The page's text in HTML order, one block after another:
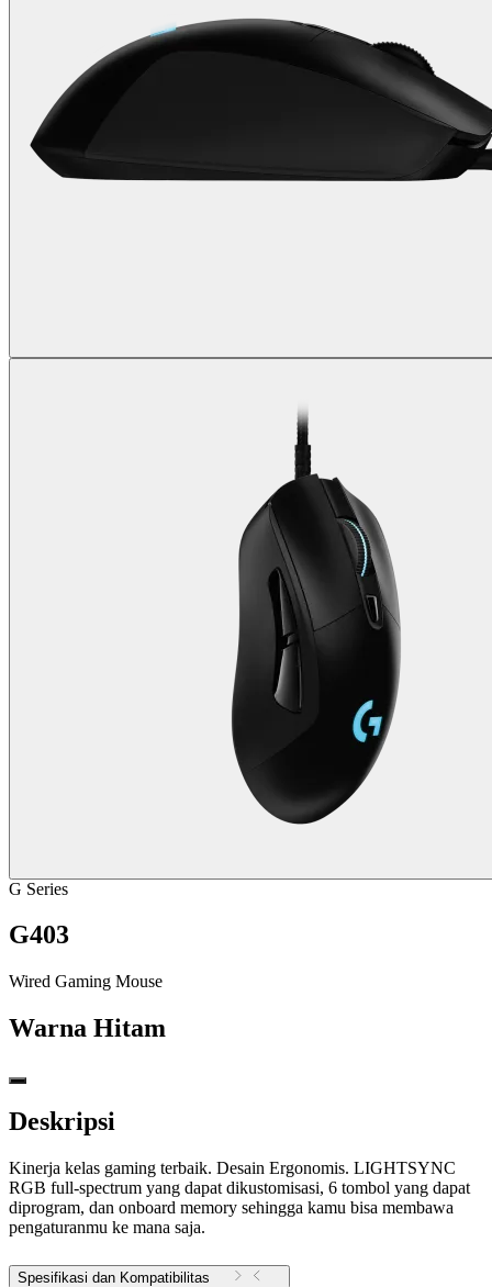
G Series
G403
Wired Gaming Mouse
Warna Hitam
Deskripsi
Kinerja kelas gaming terbaik. Desain Ergonomis. LIGHTSYNC
RGB full-spectrum yang dapat dikustomisasi, 6 tombol yang dapat
diprogram, dan onboard memory sehingga kamu bisa membawa
pengaturanmu ke mana saja.
Spesifikasi dan Kompatibilitas